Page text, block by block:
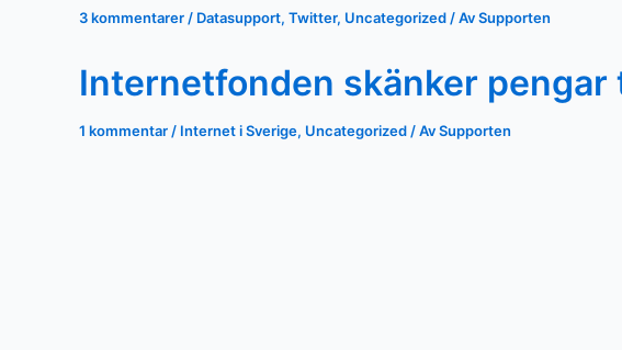
3 kommentarer / Datasupport, Twitter, Uncategorized / AvSupporten
Internetfonden skänker
1 kommentar / Internet i Sverige, Uncategorized / AvSupporten